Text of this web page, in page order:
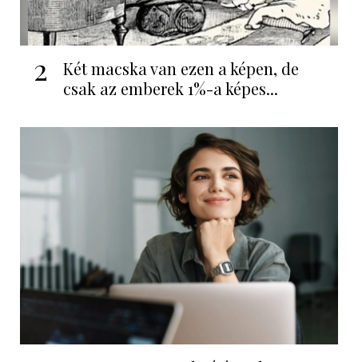
2
Két macska van ezen a képen, de
csak az emberek 1%-a képes...